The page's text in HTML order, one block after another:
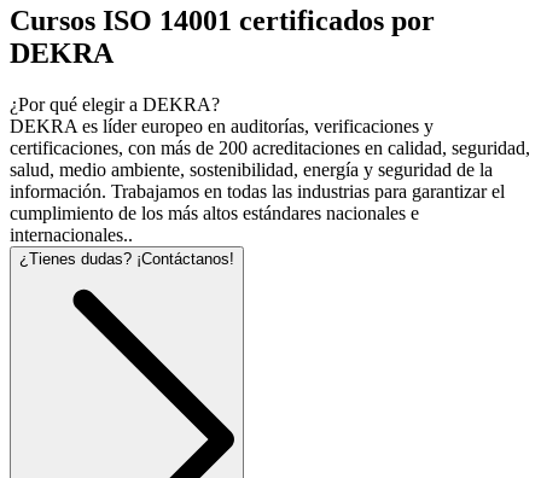
Cursos ISO 14001 certificados por
DEKRA
¿Por qué elegir a DEKRA?
DEKRA es líder europeo en auditorías, verificaciones y
certificaciones, con más de 200 acreditaciones en calidad, seguridad,
salud, medio ambiente, sostenibilidad, energía y seguridad de la
información. Trabajamos en todas las industrias para garantizar el
cumplimiento de los más altos estándares nacionales e
internacionales..
¿Tienes dudas? ¡Contáctanos!